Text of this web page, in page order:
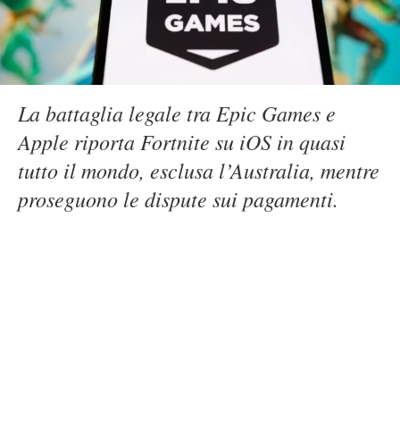
La battaglia legale tra Epic Games e
Apple riporta Fortnite su iOS in quasi
tutto il mondo, esclusa l’Australia, mentre
proseguono le dispute sui pagamenti.